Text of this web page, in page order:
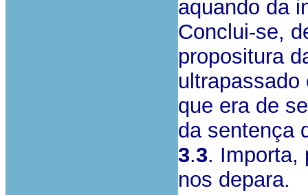
aquando da
Conclui-se,
propositura
que era de
da sentença
3.3. Importa,
nos depara.